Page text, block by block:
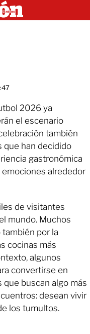
2026 ya
el escenario
también
que han decidido
gastronómica
emociones alrededor
de visitantes
mundo. Muchos
por la
cocinas más
algunos
convertirse en
buscan algo más
desean vivir
los tumultos.